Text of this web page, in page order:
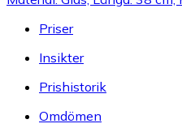
Priser
Insikter
Prishistorik
Omdömen